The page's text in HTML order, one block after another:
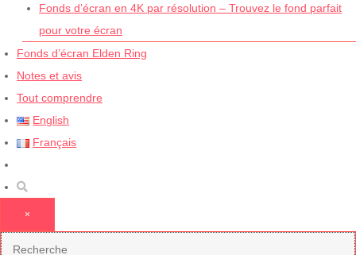
Fonds d’écran en 4K par résolution – Trouvez le fond parfait
pour votre écran
Fonds d’écran Elden Ring
Notes et avis
Tout comprendre
English
Français
×